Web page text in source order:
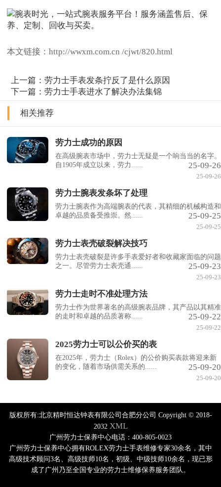
本文链接：http://wwxm.com.cn /cjwt/820.html
上一篇：劳力士手表发条拧反了是什么原因
下一篇：劳力士手表进水了解决办法集锦
相关推荐
劳力士成功的原因
在高级腕表市场中，劳力士无疑是一个响当当的名字。
自1905年成立以来，劳力......
25-09-26
25-09-26
劳力士腕表发条坏了处理
劳力士腕表作为高端腕表的代表，其精细的机械构造和
卓越的品质备受推崇。然......
25-09-25
25-09-25
劳力士表壳破裂解决技巧
劳力士表壳破裂是许多手表爱好者和收藏家面临的问题
之一。尽管劳力士表壳通......
25-09-23
25-09-23
劳力士走时不准处理方法
劳力士作为世界著名的高级腕表品牌，其产品以其精准
的走时和卓越的品质著称......
25-09-22
25-09-22
2025劳力士可以公价买的表
在2025年，劳力士（Rolex）的公价购买表款将迎来新
的变化，随着市场供需关系的......
25-09-20
25-09-20
版权所有:北京精时恒达钟表有限公司合肥分公司 Copyright © 2018-
2032 XML
广州劳力士保养中心电话：400-805-0023
广州劳力士保养中心拥有ROLEX劳力士手表维修专家30余名，其中
高级技术顾问3名、高级技师10名，初级、中级技师10余名，现已形
成了广州乃至全国专业的劳力士维修保养服务团队。